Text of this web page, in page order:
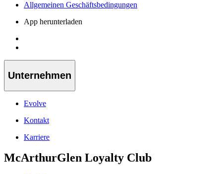
Allgemeinen Geschäftsbedingungen
App herunterladen
Unternehmen
Evolve
Kontakt
Karriere
McArthurGlen Loyalty Club